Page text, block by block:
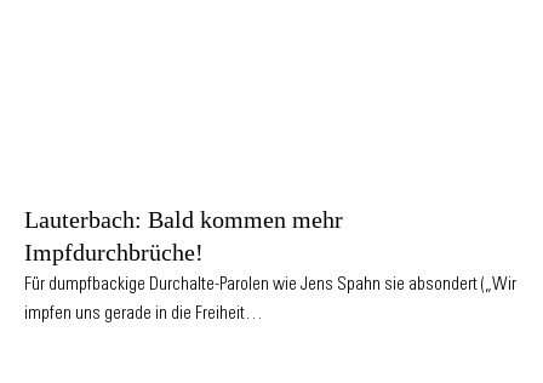
Lauterbach: Bald kommen mehr
Impfdurchbrüche!
Für dumpfbackige Durchalte-Parolen wie Jens Spahn sie absondert („Wir
impfen uns gerade in die Freiheit…